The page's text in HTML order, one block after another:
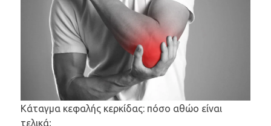
Κάταγμα κεφαλής κερκίδας: πόσο αθώο είναι
τελικά;